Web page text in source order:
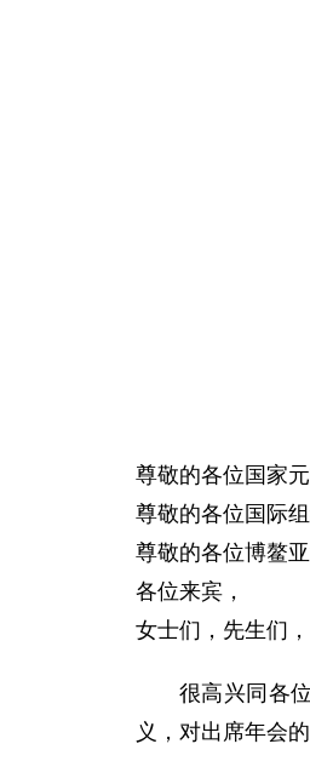
尊敬的各位国家
尊敬的各位国际
尊敬的各位博鳌
各位来宾，
女士们，先生们，
很高兴同各
义，对出席年会